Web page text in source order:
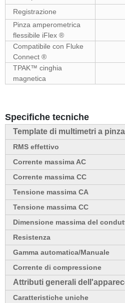
Registrazione
Pinza amperometrica
flessibile iFlex ®
Compatibile con Fluke
Connect ®
TPAK™ cinghia
magnetica
Specifiche tecniche
Template di multimetri a
RMS effettivo
Corrente massima AC
Corrente massima CC
Tensione massima CA
Tensione massima CC
Dimensione massima del
Resistenza
Gamma automatica/Manuale
Corrente di compressione
Attributi generali
Caratteristiche uniche